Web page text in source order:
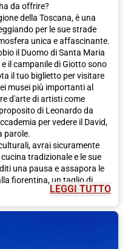
da offrire?
della Toscana, è una
per le sue strade
unica e affascinante.
il Duomo di Santa Maria
il campanile di Giotto sono
il tuo biglietto per visitare
musei più importanti al
d'arte di artisti come
di Leonardo da
per vedere il David,
parole.
avrai sicuramente
tradizionale e le sue
una pausa e assapora le
fiorentina, un taglio di
una pasta fatta a mano
LEGGI TUTTO